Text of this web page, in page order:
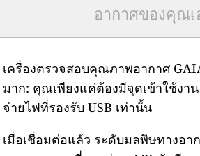
อากาศของคุณเ
เครื่องตรวจสอบคุณภาพอากาศ
มาก: คุณเพียงแค่ต้องมีจุดเข้าใช้งา
จ่ายไฟที่รองรับ USB เท่านั้น
เมื่อเชื่อมต่อแล้ว ระดับมลพิษทางอา